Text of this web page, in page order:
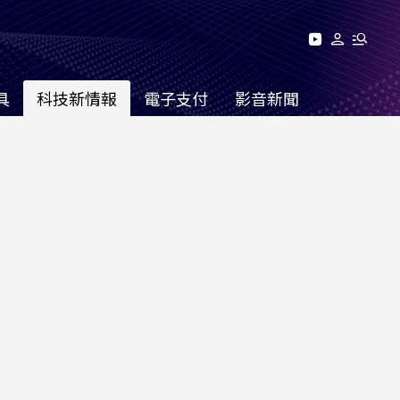
科技新情報 電子支付 影音新聞